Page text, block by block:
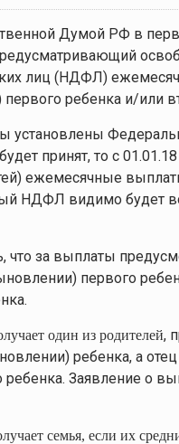
Думой РФ в
лиц (НДФЛ)
ребенка и/или
установлены
принят, то с
ежемесячные
НДФЛ видимо будет
что за выплаты
первого
один из родителей,
ребенка, а
Заявление о
семья, если их